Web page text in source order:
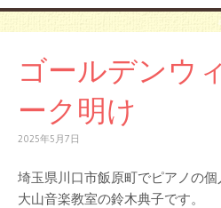
ゴールデンウィ
ーク明け
2025年5月7日
埼玉県川口市飯原町でピアノの個
大山音楽教室の鈴木典子です。